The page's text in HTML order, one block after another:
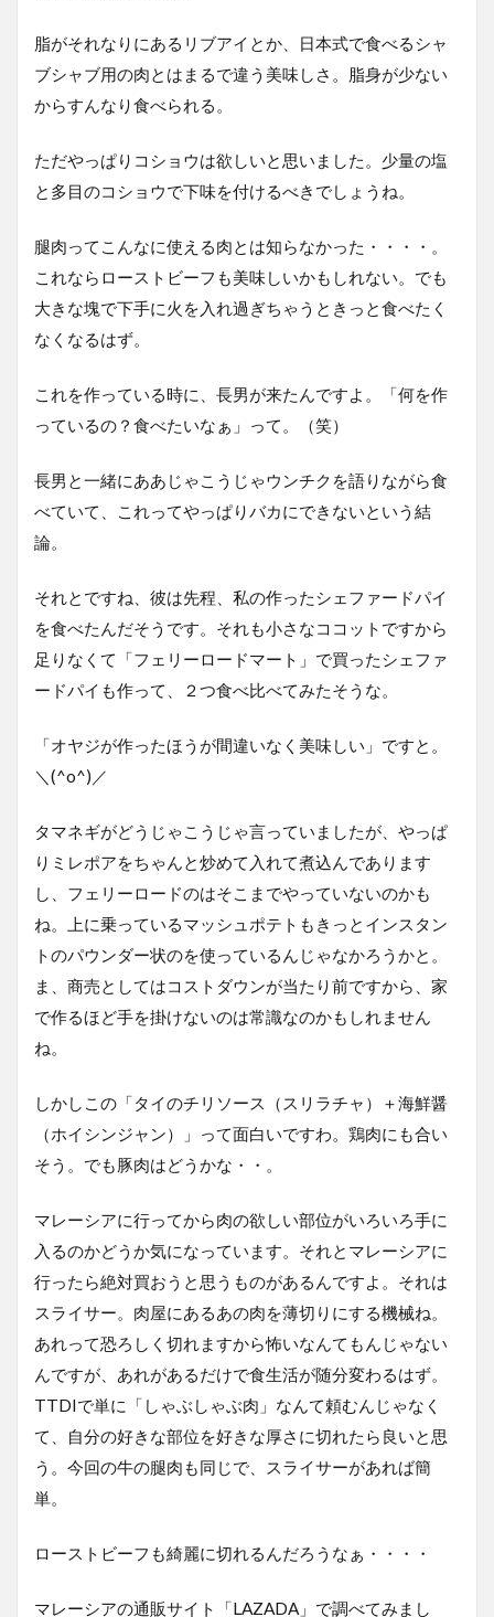
脂がそれなりにあるリブアイとか、日本式で食べるシャ
ブシャブ用の肉とはまるで違う美味しさ。脂身が少ない
からすんなり食べられる。
ただやっぱりコショウは欲しいと思いました。少量の塩
と多目のコショウで下味を付けるべきでしょうね。
腿肉ってこんなに使える肉とは知らなかった・・・・。
これならローストビーフも美味しいかもしれない。でも
大きな塊で下手に火を入れ過ぎちゃうときっと食べたく
なくなるはず。
これを作っている時に、長男が来たんですよ。「何を作
っているの？食べたいなぁ」って。（笑）
長男と一緒にああじゃこうじゃウンチクを語りながら食
べていて、これってやっぱりバカにできないという結
論。
それとですね、彼は先程、私の作ったシェファードパイ
を食べたんだそうです。それも小さなココットですから
足りなくて「フェリーロードマート」で買ったシェファ
ードパイも作って、２つ食べ比べてみたそうな。
「オヤジが作ったほうが間違いなく美味しい」ですと。
＼(^o^)／
タマネギがどうじゃこうじゃ言っていましたが、やっぱ
りミレポアをちゃんと炒めて入れて煮込んであります
し、フェリーロードのはそこまでやっていないのかも
ね。上に乗っているマッシュポテトもきっとインスタン
トのパウンダー状のを使っているんじゃなかろうかと。
ま、商売としてはコストダウンが当たり前ですから、家
で作るほど手を掛けないのは常識なのかもしれません
ね。
しかしこの「タイのチリソース（スリラチャ）＋海鮮醤
（ホイシンジャン）」って面白いですわ。鶏肉にも合い
そう。でも豚肉はどうかな・・。
マレーシアに行ってから肉の欲しい部位がいろいろ手に
入るのかどうか気になっています。それとマレーシアに
行ったら絶対買おうと思うものがあるんですよ。それは
スライサー。肉屋にあるあの肉を薄切りにする機械ね。
あれって恐ろしく切れますから怖いなんてもんじゃない
んですが、あれがあるだけで食生活が随分変わるはず。
TTDIで単に「しゃぶしゃぶ肉」なんて頼むんじゃなく
て、自分の好きな部位を好きな厚さに切れたら良いと思
う。今回の牛の腿肉も同じで、スライサーがあれば簡
単。
ローストビーフも綺麗に切れるんだろうなぁ・・・・
マレーシアの通販サイト「LAZADA」で調べてみまし